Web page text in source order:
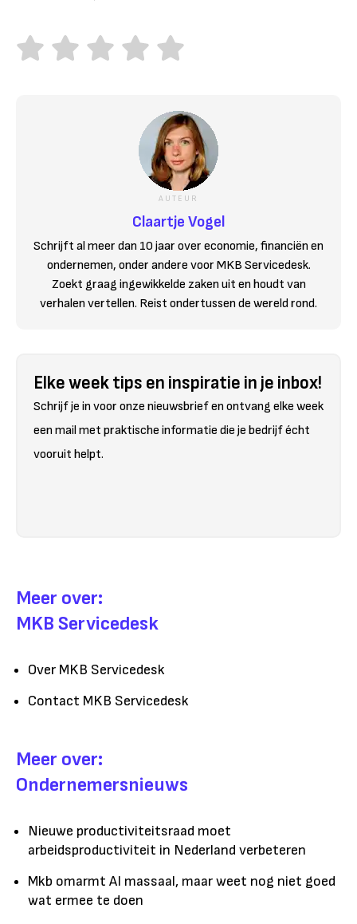
AUTEUR
Claartje Vogel
Schrijft al meer dan 10 jaar over economie, financiën en
ondernemen, onder andere voor MKB Servicedesk.
Zoekt graag ingewikkelde zaken uit en houdt van
verhalen vertellen. Reist ondertussen de wereld rond.
Elke week tips en inspiratie in je inbox!
Schrijf je in voor onze nieuwsbrief en ontvang elke week
een mail met praktische informatie die je bedrijf écht
vooruit helpt.
Meer over:
MKB Servicedesk
Over MKB Servicedesk
Contact MKB Servicedesk
Meer over:
Ondernemersnieuws
Nieuwe productiviteitsraad moet
arbeidsproductiviteit in Nederland verbeteren
Mkb omarmt AI massaal, maar weet nog niet goed
wat ermee te doen